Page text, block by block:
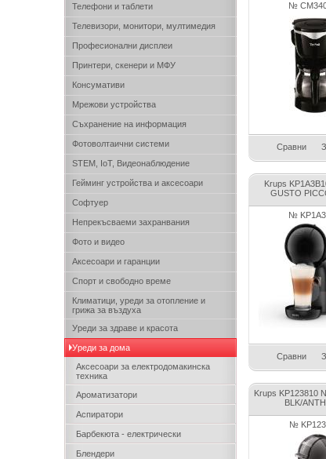
Телефони и таблети
Телевизори, монитори, мултимедия
Професионални дисплеи
Принтери, скенери и МФУ
Консумативи
Мрежови устройства
Съхранение на информация
Фотоволтаични системи
STEM, IoT, Видеонаблюдение
Гейминг устройства и аксесоари
Софтуер
Непрекъсваеми захранвания
Фото и видео
Аксесоари и гаранции
Спорт и свободно време
Климатици, уреди за отопление и
грижа за въздуха
Уреди за здраве и красота
Уреди за дома
Аксесоари за електродомакинска
техника
Ароматизатори
Аспиратори
Барбекюта - електрически
Блендери
№
Сравни
Krups
GUSTO
№
Сравни
Krups KP123810
BLK/
№